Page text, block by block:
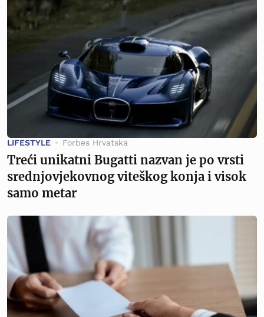
LIFESTYLE Forbes Hrvatska
Treći unikatni Bugatti nazvan je po vrsti
srednjovjekovnog viteškog konja i visok
samo metar